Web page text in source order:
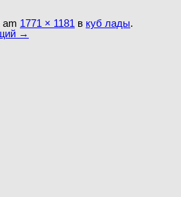
am 1771 × 1181 в куб лады.
→